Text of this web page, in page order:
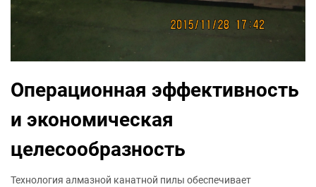
Операционная эффективность
и экономическая
целесообразность
Технология алмазной канатной пилы обеспечивает